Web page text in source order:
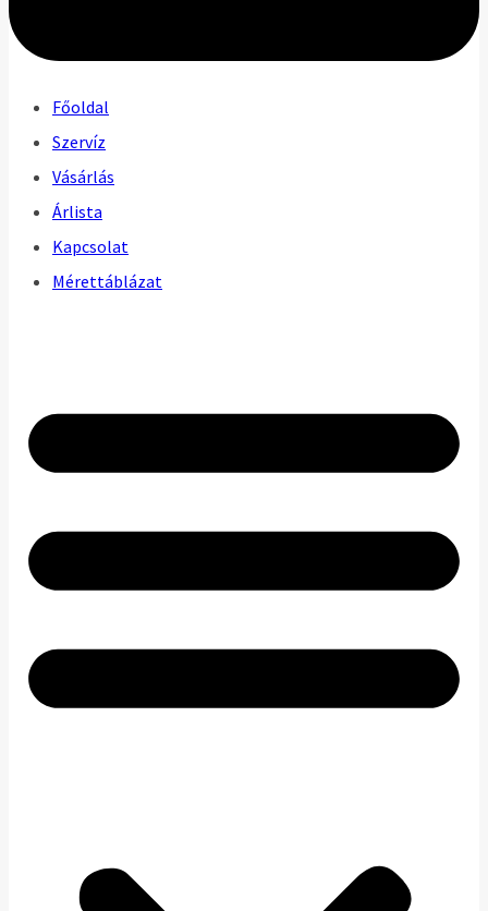
Főoldal
Szervíz
Vásárlás
Árlista
Kapcsolat
Mérettáblázat